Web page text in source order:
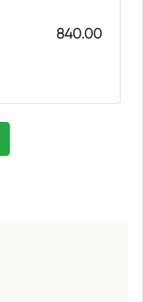
840.00